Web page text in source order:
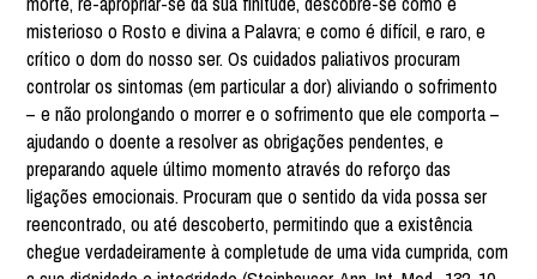
misterioso o Rosto e divina a Palavra; e como é difícil, e raro, e
crítico o dom do nosso ser. Os cuidados paliativos procuram
controlar os sintomas (em particular a dor) aliviando o sofrimento
– e não prolongando o morrer e o sofrimento que ele comporta –
ajudando o doente a resolver as obrigações pendentes, e
preparando aquele último momento através do reforço das
ligações emocionais. Procuram que o sentido da vida possa ser
reencontrado, ou até descoberto, permitindo que a existência
chegue verdadeiramente à completude de uma vida cumprida, com